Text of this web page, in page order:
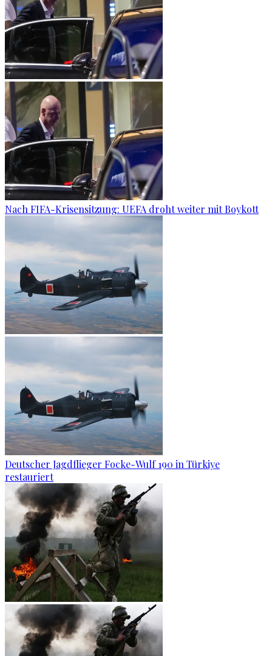
Nach FIFA-Krisensitzung: UEFA droht weiter mit Boykott
Deutscher Jagdflieger Focke-Wulf 190 in Türkiye
restauriert